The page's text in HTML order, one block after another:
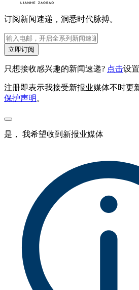
订阅新闻速递，洞悉时代脉搏。
立即订阅
只想接收感兴趣的新闻速递? 点击设
注册即表示我接受新报业媒体不时更
保护声明 。
是， 我希望收到新报业媒体